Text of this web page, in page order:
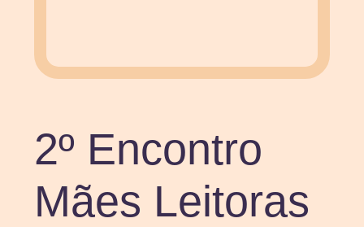
2º Encontro
Mães Leitoras